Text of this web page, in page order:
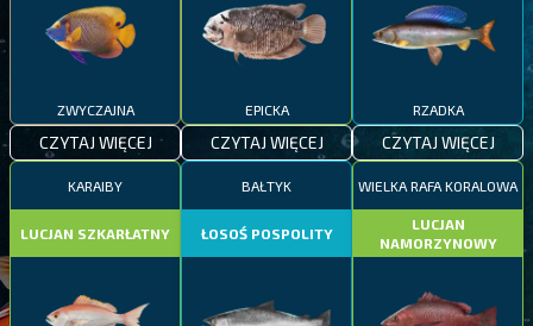
ZWYCZAJNA
CZYTAJ WIĘCEJ
EPICKA
CZYTAJ WIĘCEJ
RZADKA
CZYTAJ WIĘCEJ
KARAIBY
LUCJAN SZKARŁATNY
BAŁTYK
ŁOSOŚ POSPOLITY
WIELKA RAFA KORALOWA
LUCJAN
NAMORZYNOWY